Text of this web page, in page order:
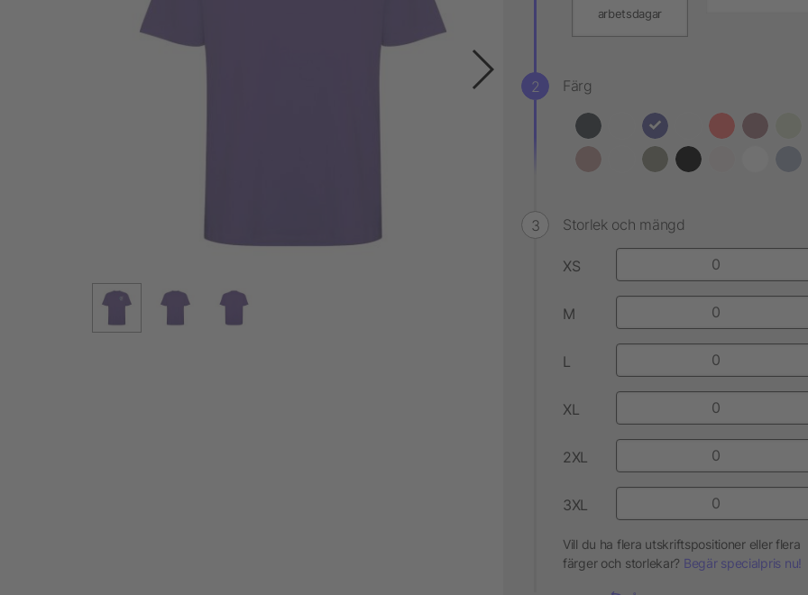
arbetsdagar
Färg
Storlek och mängd
XS
M
L
XL
2XL
3XL
Vill du ha flera utskriftspositioner eller flera
färger och storlekar? Begär specialpris nu!